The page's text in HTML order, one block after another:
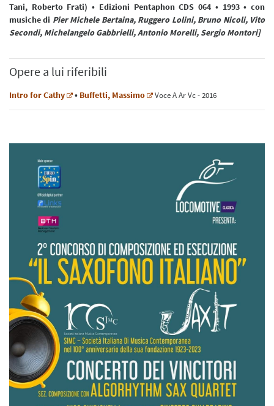
Tani, Roberto Frati) • Edizioni Pentaphon CDS 064 • 1993 • con
musiche di Pier Michele Bertaina, Ruggero Lolini, Bruno Nicoli, Vito
Secondi, Michelangelo Gabbrielli,Antonio Morelli, Sergio Montori]
Opere a lui riferibili
Intro for Cathy • Buffetti, Massimo VoceAArVc- 2016